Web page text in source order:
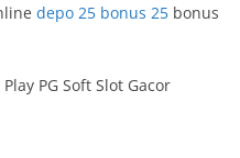
depo 25 bonus 25 bonus
PG Soft Slot Gacor